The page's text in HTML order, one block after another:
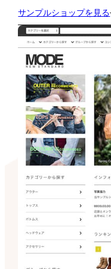
サンプルショップを見る